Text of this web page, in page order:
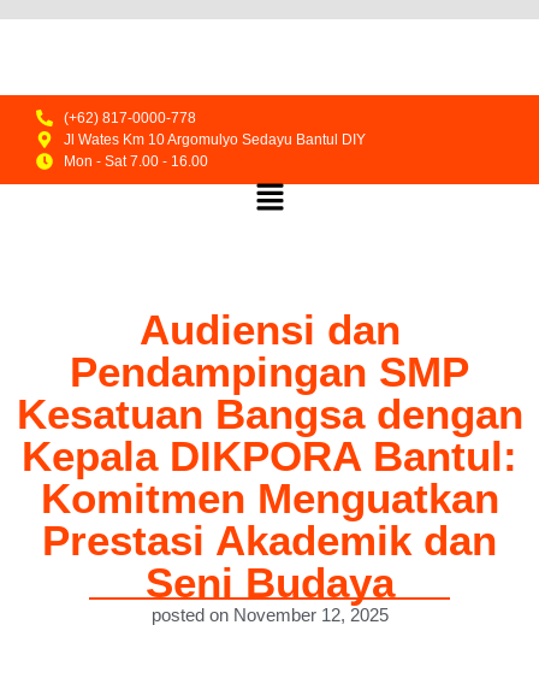
(+62) 817-0000-778
Jl Wates Km 10 Argomulyo Sedayu Bantul DIY
Mon - Sat 7.00 - 16.00
Audiensi dan
Pendampingan SMP
Kesatuan Bangsa dengan
Kepala DIKPORA Bantul:
Komitmen Menguatkan
Prestasi Akademik dan
Seni Budaya
posted on November 12, 2025